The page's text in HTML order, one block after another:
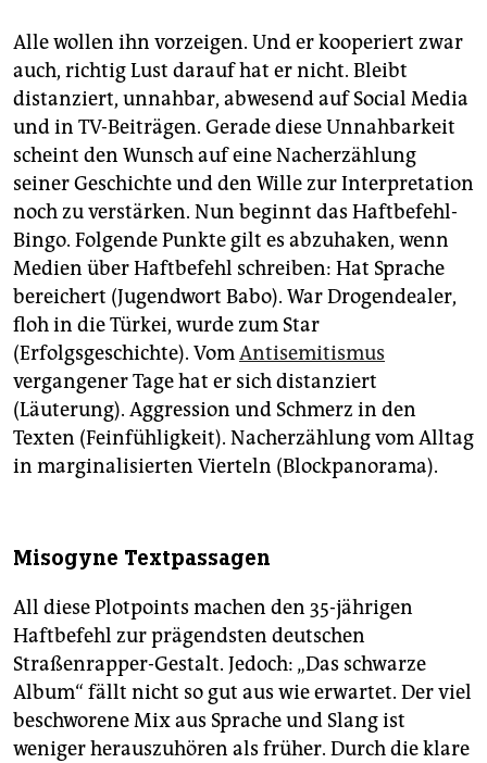
Alle wollen ihn vorzeigen. Und er kooperiert zwar
auch, richtig Lust darauf hat er nicht. Bleibt
distanziert, unnahbar, abwesend auf Social Media
und in TV-Beiträgen. Gerade diese Unnahbarkeit
scheint den Wunsch auf eine Nacherzählung
seiner Geschichte und den Wille zur Interpretation
noch zu verstärken. Nun beginnt das Haftbefehl-
Bingo. Folgende Punkte gilt es abzuhaken, wenn
Medien über Haftbefehl schreiben: Hat Sprache
bereichert (Jugendwort Babo). War Drogendealer,
floh in die Türkei, wurde zum Star
(Erfolgsgeschichte). VomAntisemitismus
vergangener Tage hat er sich distanziert
(Läuterung). Aggression und Schmerz in den
Texten (Feinfühligkeit). Nacherzählung vom Alltag
in marginalisierten Vierteln (Blockpanorama).
Misogyne Textpassagen
All diese Plotpoints machen den 35-jährigen
Haftbefehl zur prägendsten deutschen
Straßenrapper-Gestalt. Jedoch: „Das schwarze
Album“ fällt nicht so gut aus wie erwartet. Der viel
beschworene Mix aus Sprache und Slang ist
weniger herauszuhören als früher. Durch die klare